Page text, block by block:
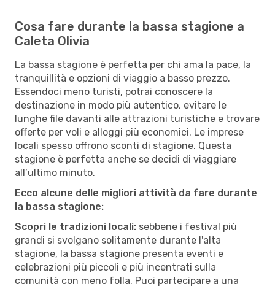
Cosa fare durante la bassa stagione a
Caleta Olivia
La bassa stagione è perfetta per chi ama la pace, la
tranquillità e opzioni di viaggio a basso prezzo.
Essendoci meno turisti, potrai conoscere la
destinazione in modo più autentico, evitare le
lunghe file davanti alle attrazioni turistiche e trovare
offerte per voli e alloggi più economici. Le imprese
locali spesso offrono sconti di stagione. Questa
stagione è perfetta anche se decidi di viaggiare
all’ultimo minuto.
Ecco alcune delle migliori attività da fare durante
la bassa stagione:
Scopri le tradizioni locali: sebbene i festival più
grandi si svolgano solitamente durante l'alta
stagione, la bassa stagione presenta eventi e
celebrazioni più piccoli e più incentrati sulla
comunità con meno folla. Puoi partecipare a una